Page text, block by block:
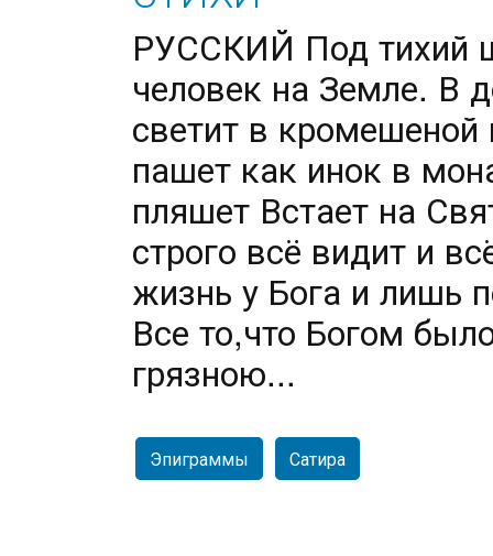
РУССКИЙ Под тихий
человек на Земле. В
светит в кромешеной
пашет как инок в
пляшет Встает на
строго всё видит и
жизнь у Бога и лишь
Все то,что Богом
грязною...
Эпиграммы Сатира